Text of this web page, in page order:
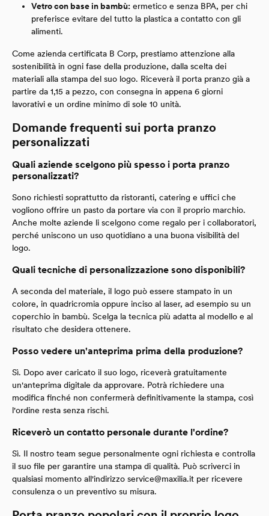
Vetro con base in bambù: ermetico e senza BPA, per chi
preferisce evitare del tutto la plastica a contatto con gli
alimenti.
Come azienda certificata B Corp, prestiamo attenzione alla
sostenibilità in ogni fase della produzione, dalla scelta dei
materiali alla stampa del suo logo. Riceverà il porta pranzo già a
partire da 1,15 a pezzo, con consegna in appena 6 giorni
lavorativi e un ordine minimo di sole 10 unità.
Domande frequenti sui porta pranzo
personalizzati
Quali aziende scelgono più spesso i porta pranzo
personalizzati?
Sono richiesti soprattutto da ristoranti, catering e uffici che
vogliono offrire un pasto da portare via con il proprio marchio.
Anche molte aziende li scelgono come regalo per i collaboratori,
perché uniscono un uso quotidiano a una buona visibilità del
logo.
Quali tecniche di personalizzazione sono disponibili?
A seconda del materiale, il logo può essere stampato in un
colore, in quadricromia oppure inciso al laser, ad esempio su un
coperchio in bambù. Scelga la tecnica più adatta al modello e al
risultato che desidera ottenere.
Posso vedere un'anteprima prima della produzione?
Sì. Dopo aver caricato il suo logo, riceverà gratuitamente
un'anteprima digitale da approvare. Potrà richiedere una
modifica finché non confermerà definitivamente la stampa, così
l'ordine resta senza rischi.
Riceverò un contatto personale durante l'ordine?
Sì. Il nostro team segue personalmente ogni richiesta e controlla
il suo file per garantire una stampa di qualità. Può scriverci in
qualsiasi momento all'indirizzo service@maxilia.it per ricevere
consulenza o un preventivo su misura.